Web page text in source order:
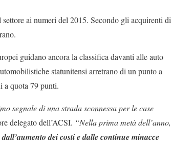
ai numeri del 2015. Secondo gli acquirenti di
guidano ancora la classifica davanti alle auto
statunitensi arretrano di un punto a
a quota 79 punti.
segnale di una strada sconnessa per le case
delegato dell’ACSI. “Nella prima metà dell’anno,
dei costi e dalle continue minacce